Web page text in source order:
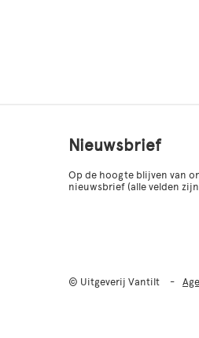
Nieuwsbrief
Op de hoogte blijven van
nieuwsbrief (alle velden
© Uitgeverij Vantilt